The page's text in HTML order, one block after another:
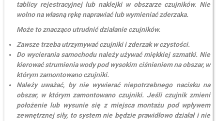
tablicy rejestracyjnej lub naklejki w obszarze czujników. Nie
wolno na własną rękę naprawiać lub wymieniać zderzaka.
Może to znacząco utrudnić działanie czujników.
Zawsze trzeba utrzymywać czujniki i zderzak w czystości.
Do wycierania samochodu należy używać miękkiej szmatki. Nie
kierować strumienia wody pod wysokim ciśnieniem na obszar, w
którym zamontowano czujniki.
Należy uważać, by nie wywierać niepotrzebnego nacisku na
obszar, w którym zamontowano czujniki. Jeśli czujnik zmieni
położenie lub wysunie się z miejsca montażu pod wpływem
zewnętrznej siły, to system nie będzie prawidłowo działał i nie